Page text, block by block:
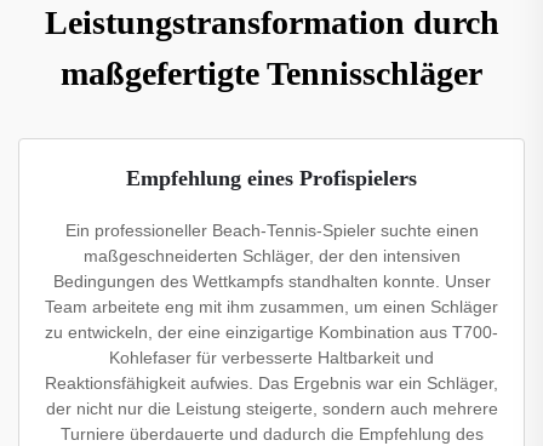
Leistungstransformation durch
maßgefertigte Tennisschläger
Empfehlung eines Profispielers
Ein professioneller Beach-Tennis-Spieler suchte einen
maßgeschneiderten Schläger, der den intensiven
Bedingungen des Wettkampfs standhalten konnte. Unser
Team arbeitete eng mit ihm zusammen, um einen Schläger
zu entwickeln, der eine einzigartige Kombination aus T700-
Kohlefaser für verbesserte Haltbarkeit und
Reaktionsfähigkeit aufwies. Das Ergebnis war ein Schläger,
der nicht nur die Leistung steigerte, sondern auch mehrere
Turniere überdauerte und dadurch die Empfehlung des